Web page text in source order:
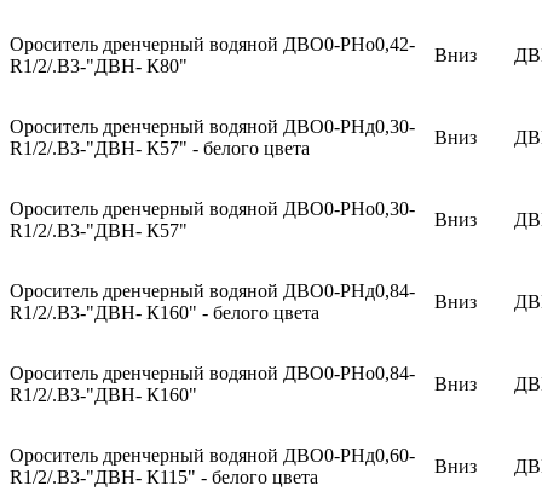
Ороситель дренчерный водяной ДВО0-РНо0,42-
R1/2/.В3-"ДВН- К80"
Вниз
Ороситель дренчерный водяной ДВО0-РНд0,30-
R1/2/.В3-"ДВН- К57" - белого цвета
Вниз
Ороситель дренчерный водяной ДВО0-РНо0,30-
R1/2/.В3-"ДВН- К57"
Вниз
Ороситель дренчерный водяной ДВО0-РНд0,84-
R1/2/.В3-"ДВН- К160" - белого цвета
Вниз
Ороситель дренчерный водяной ДВО0-РНо0,84-
R1/2/.В3-"ДВН- К160"
Вниз
Ороситель дренчерный водяной ДВО0-РНд0,60-
R1/2/.В3-"ДВН- К115" - белого цвета
Вниз